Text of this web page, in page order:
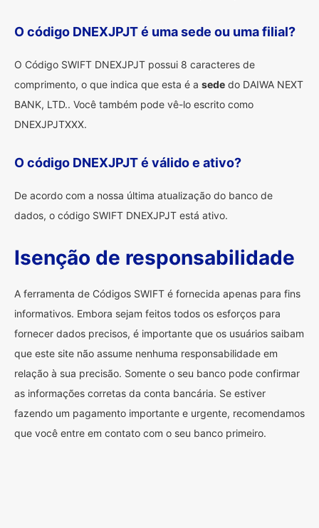
O código DNEXJPJT é uma sede ou uma filial?
O Código SWIFT DNEXJPJT possui 8 caracteres de
comprimento, o que indica que esta é a sede do DAIWA NEXT
BANK, LTD.. Você também pode vê-lo escrito como
DNEXJPJTXXX.
O código DNEXJPJT é válido e ativo?
De acordo com a nossa última atualização do banco de
dados, o código SWIFT DNEXJPJT está ativo.
Isenção de responsabilidade
A ferramenta de Códigos SWIFT é fornecida apenas para fins
informativos. Embora sejam feitos todos os esforços para
fornecer dados precisos, é importante que os usuários saibam
que este site não assume nenhuma responsabilidade em
relação à sua precisão. Somente o seu banco pode confirmar
as informações corretas da conta bancária. Se estiver
fazendo um pagamento importante e urgente, recomendamos
que você entre em contato com o seu banco primeiro.